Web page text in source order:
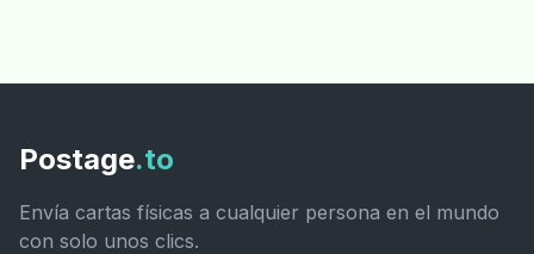
Postage.to
Envía cartas físicas a cualquier persona en el mundo
con solo unos clics.